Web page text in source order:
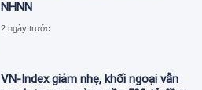
NHNN
2 ngày trước
VN-Index giảm nhẹ, khối ngoại vẫn